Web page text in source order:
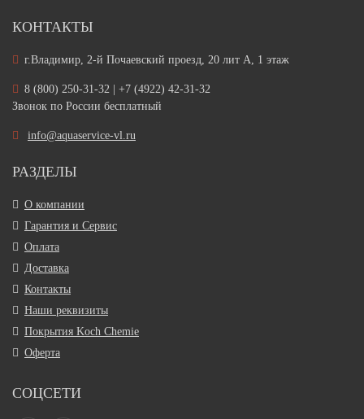
КОНТАКТЫ
г.Владимир, 2-й Почаевский проезд, 20 лит А, 1 этаж
8 (800) 250-31-32 | +7 (4922) 42-31-32
Звонок по России бесплатный
info@aquaservice-vl.ru
РАЗДЕЛЫ
О компании
Гарантия и Сервис
Оплата
Доставка
Контакты
Наши реквизиты
Покрытия Koch Chemie
Оферта
СОЦСЕТИ